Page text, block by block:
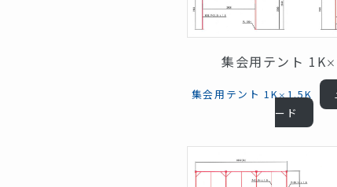
集会用テント 1K×
集会用テント 1K×1.5K
ード